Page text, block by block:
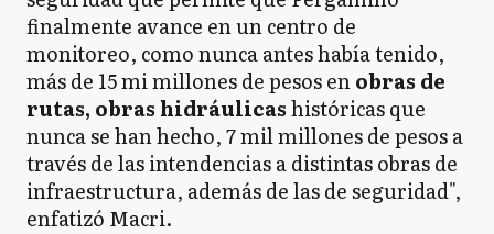
finalmente avance en un centro de
monitoreo, como nunca antes había tenido,
más de 15 mi millones de pesos enobras de
rutas, obras hidráulicashistóricas que
nunca se han hecho, 7 mil millones de pesos a
través de las intendencias a distintas obras de
infraestructura, además de las de seguridad",
enfatizó Macri.